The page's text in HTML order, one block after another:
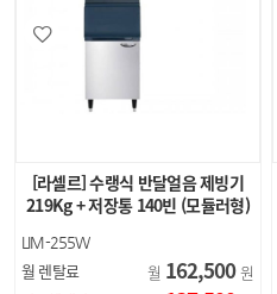
[라셀르] 수랭식 반달얼음 제빙기
219Kg + 저장통 140빈 (모듈러형)
LIM-255W
월 렌탈료 월 162,500 원